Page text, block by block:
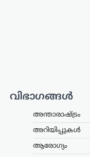
വിഭാഗങ്ങൾ
അന്താരാഷ്ട്രം
അറിയിപ്പുകൾ
ആരോഗ്യം